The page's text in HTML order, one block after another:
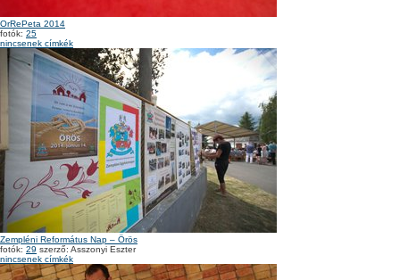
OrRePeta 2014
fotók: 25
nincsenek címkék
Zempléni Református Nap – Örös
fotók: 29 szerző: Asszonyi Eszter
nincsenek címkék